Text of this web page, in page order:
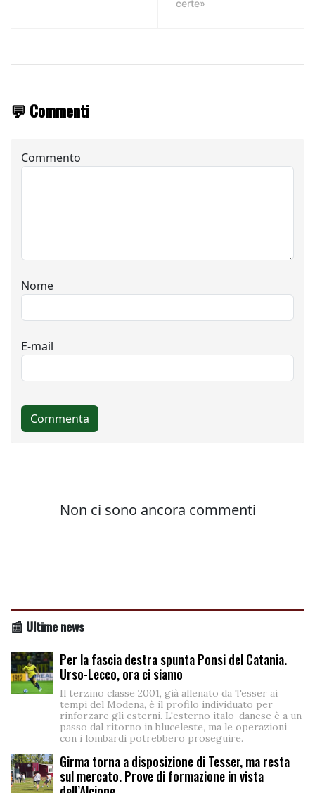
certe»
💬 Commenti
📰 Ultime news
Per la fascia destra spunta Ponsi del Catania.
Urso-Lecco, ora ci siamo
Il terzino classe 2001, già allenato da Tesser ai
tempi del Modena, è il profilo individuato per
rinforzare gli esterni. L'esterno italo-danese è a un
passo dal ritorno in bluceleste, ma le operazioni
con i lombardi potrebbero proseguire.
Girma torna a disposizione di Tesser, ma resta
sul mercato. Prove di formazione in vista